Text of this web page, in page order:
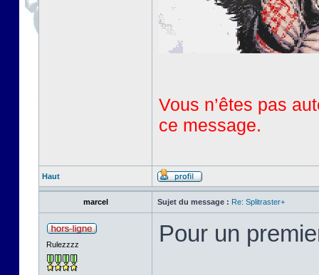
Vous n’êtes pas
ce message.
Haut
marcel Sujet du message : Re: Splitraster+
Rulezzzz Pour un